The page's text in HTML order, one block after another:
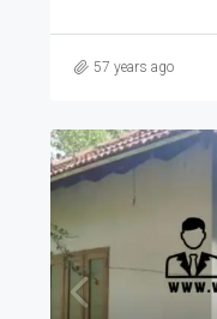
57 years ago